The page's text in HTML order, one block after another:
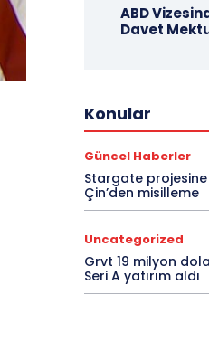
ABD
Davet
Konular
Güncel Haberler
Stargate projesine
Çin’den misilleme
Uncategorized
Grvt 19 milyon
Seri A yatırım aldı